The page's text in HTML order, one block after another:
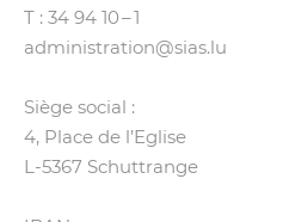
T : 34 94 10 – 1
administration@​sias.​lu
Siège social :
4, Place de l’Eglise
L‑5367 Schuttrange